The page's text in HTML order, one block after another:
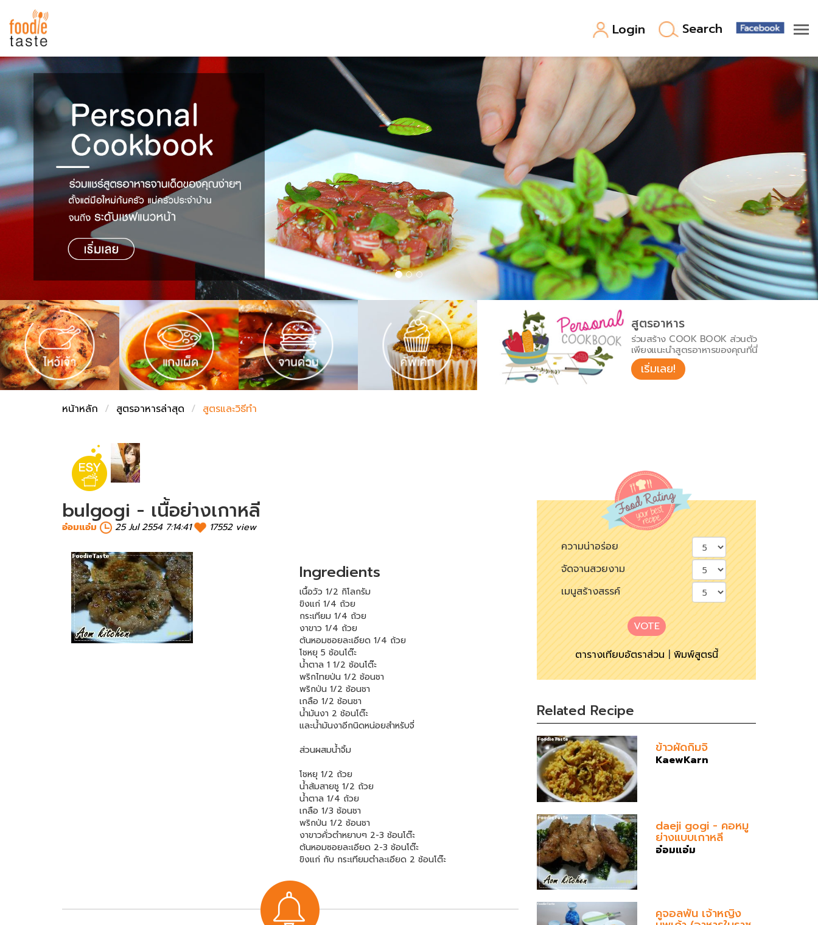
Login Search
สูตรอาหาร
สูตรอาหารล่าสุด
Top Foodie
พาไปชิม
สารพันก้นครัว
เคล็ดลับน่ารู้
เปรียบเทียบหน่วยการตวง
เปรียบเทียบอุณหภูมิ
เปรียบเทียบน้ำหนักวัตถุดิบ
ชั่งตวงเนย
FoodPedia
สร้าง Cookbook
สูตรอาหาร
ร่วมสร้าง COOK BOOK ส่วนตัว
เพียงแนะนำสูตรอาหารของคุณที่นี่
เริ่มเลย!
หน้าหลัก สูตรอาหารล่าสุด สูตรและวิธีทำ
bulgogi - เนื้อย่างเกาหลี
อ๋อมแอ๋ม 25 Jul 2554 7:14:41 17552 view
Ingredients
เนื้อวัว 1/2 กิโลกรัม
ขิงแก่ 1/4 ถ้วย
กระเทียม 1/4 ถ้วย
งาขาว 1/4 ถ้วย
ต้นหอมซอยละเอียด 1/4 ถ้วย
โชหยุ 5 ช้อนโต๊ะ
น้ำตาล 1 1/2 ช้อนโต๊ะ
พริกไทยป่น 1/2 ช้อนชา
พริกป่น 1/2 ช้อนชา
เกลือ 1/2 ช้อนชา
น้ำมันงา 2 ช้อนโต๊ะ
และน้ำมันงาอีกนิดหน่อยสำหรับจี่
ส่วนผสมน้ำจิ้ม
โชหยุ 1/2 ถ้วย
น้ำส้มสายชู 1/2 ถ้วย
น้ำตาล 1/4 ถ้วย
เกลือ 1/3 ช้อนชา
พริกป่น 1/2 ช้อนชา
งาขาวคั่วตำหยาบๆ 2-3 ช้อนโต๊ะ
ต้นหอมซอยละเอียด 2-3 ช้อนโต๊ะ
ขิงแก่ กับ กระเทียมตำละเอียด 2 ช้อนโต๊ะ
ความน่าอร่อย
จัดจานสวยงาม
เมนูสร้างสรรค์
VOTE
ตารางเทียบอัตราส่วน|พิมพ์สูตรนี้
Related Recipe
ข้าวผัดกิมจิ
KaewKarn
daeji gogi - คอหมู
ย่างแบบเกาหลี
อ๋อมแอ๋ม
คูจอลพัน เจ้าหญิง